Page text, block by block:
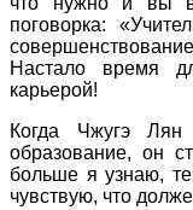
поговорка:
Настало время
карьерой!
Когда Чжугэ
образование, он
больше я узнаю,
чувствую, что